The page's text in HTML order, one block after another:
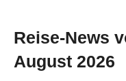
Reise-News
August 2026